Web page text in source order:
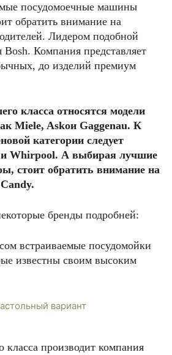
посудомоечные машины
обратить внимание на
Лидером подобной
Bosh. Компания представляет
до изделий премиум
класса относятся модели
Miele, Askoи Gaggenau. К
категории следует
Whirpool. А выбирая лучшие
стоит обратить внимание на
бренды подробней:
встраиваемые посудомойки
известны своим высоким
класса производит компания